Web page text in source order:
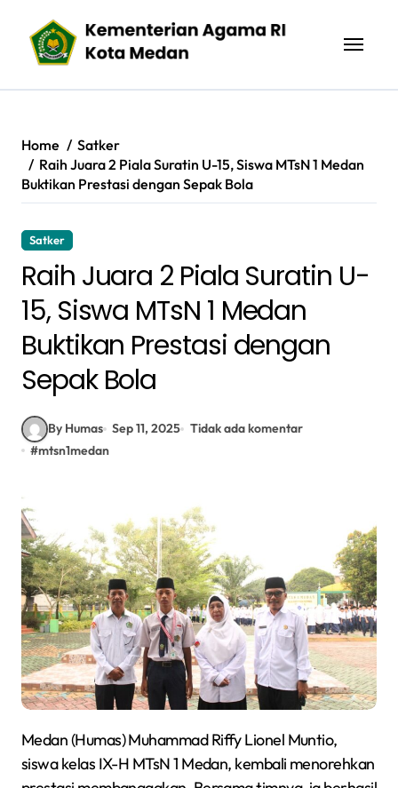
content
Home
Satker
Raih Juara 2 Piala Suratin U-15, Siswa MTsN 1 Medan
Buktikan Prestasi dengan Sepak Bola
Satker
Raih Juara 2 Piala Suratin U-
15, Siswa MTsN 1 Medan
Buktikan Prestasi dengan
Sepak Bola
By Humas Sep 11, 2025 Tidak ada komentar
#mtsn1medan
Medan (Humas) Muhammad Riffy Lionel Muntio,
siswa kelas IX-H MTsN 1 Medan, kembali menorehkan